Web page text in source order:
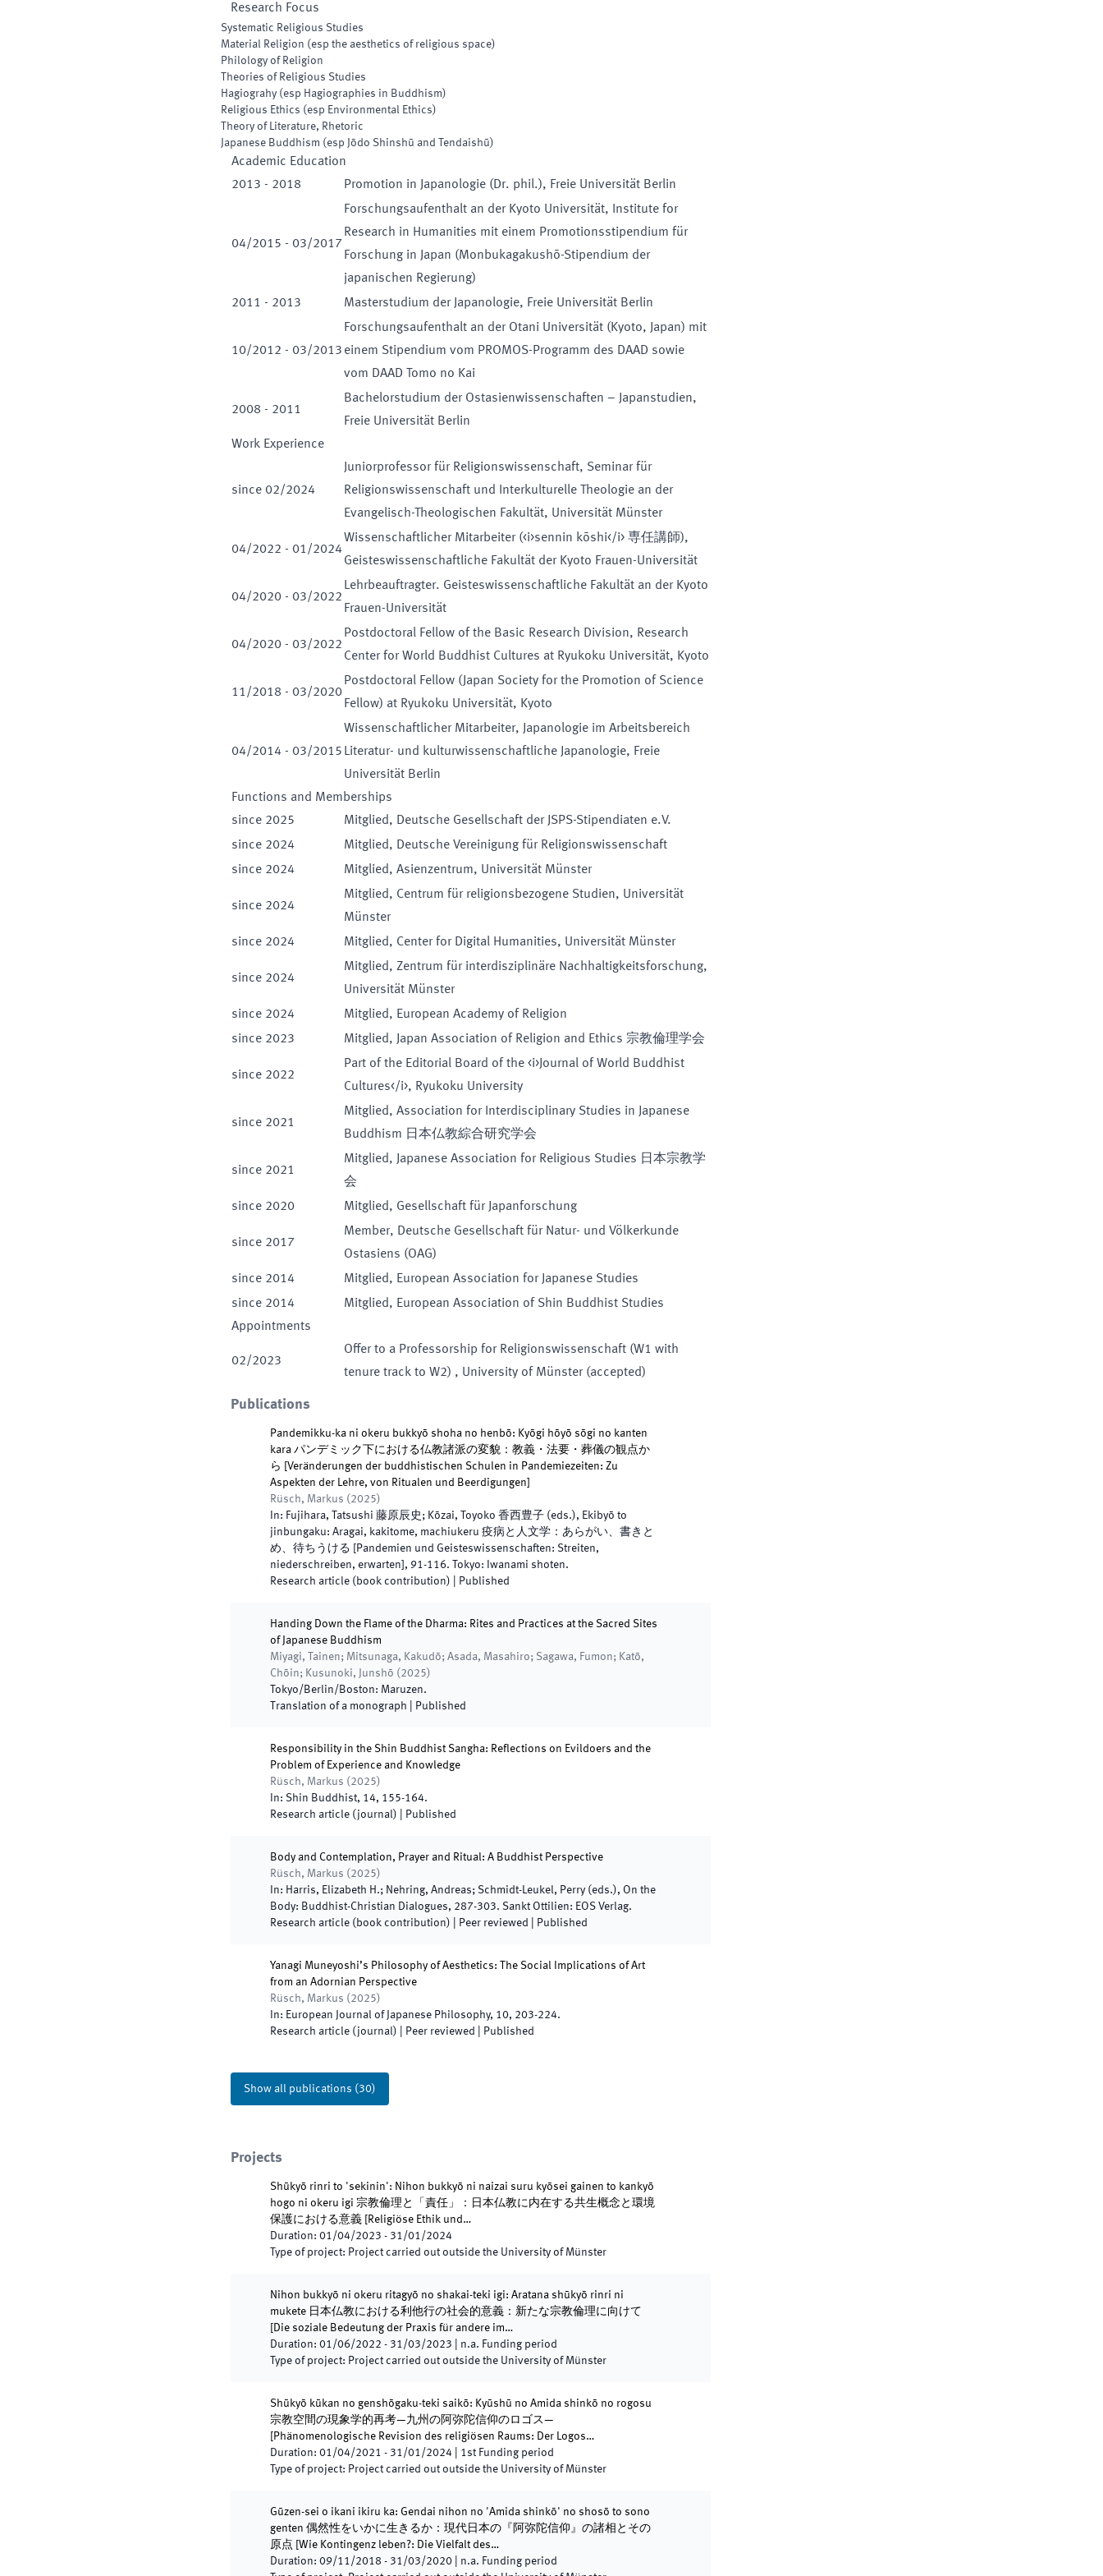
Research Focus
Systematic Religious Studies
Material Religion (esp the aesthetics of religious space)
Philology of Religion
Theories of Religious Studies
Hagiograhy (esp Hagiographies in Buddhism)
Religious Ethics (esp Environmental Ethics)
Theory of Literature, Rhetoric
Japanese Buddhism (esp Jōdo Shinshū and Tendaishū)
Academic Education
2013 - 2018 Promotion in Japanologie (Dr. phil.), Freie Universität Berlin
04/2015 - 03/2017
Forschungsaufenthalt an der Kyoto Universität, Institute for
Research in Humanities mit einem Promotionsstipendium für
Forschung in Japan (Monbukagakushō-Stipendium der
japanischen Regierung)
2011 - 2013 Masterstudium der Japanologie, Freie Universität Berlin
10/2012 - 03/2013
Forschungsaufenthalt an der Otani Universität (Kyoto, Japan) mit
einem Stipendium vom PROMOS-Programm des DAAD sowie
vom DAAD Tomo no Kai
2008 - 2011
Bachelorstudium der Ostasienwissenschaften – Japanstudien,
Freie Universität Berlin
Work Experience
since 02/2024
Juniorprofessor für Religionswissenschaft, Seminar für
Religionswissenschaft und Interkulturelle Theologie an der
Evangelisch-Theologischen Fakultät, Universität Münster
04/2022 - 01/2024
Wissenschaftlicher Mitarbeiter (<i>sennin kōshi</i> 専任講師),
Geisteswissenschaftliche Fakultät der Kyoto Frauen-Universität
04/2020 - 03/2022
Lehrbeauftragter. Geisteswissenschaftliche Fakultät an der Kyoto
Frauen-Universität
04/2020 - 03/2022
Postdoctoral Fellow of the Basic Research Division, Research
Center for World Buddhist Cultures at Ryukoku Universität, Kyoto
11/2018 - 03/2020
Postdoctoral Fellow (Japan Society for the Promotion of Science
Fellow) at Ryukoku Universität, Kyoto
04/2014 - 03/2015
Wissenschaftlicher Mitarbeiter, Japanologie im Arbeitsbereich
Literatur- und kulturwissenschaftliche Japanologie, Freie
Universität Berlin
Functions and Memberships
since 2025 Mitglied, Deutsche Gesellschaft der JSPS-Stipendiaten e.V.
since 2024 Mitglied, Deutsche Vereinigung für Religionswissenschaft
since 2024 Mitglied, Asienzentrum, Universität Münster
since 2024
Mitglied, Centrum für religionsbezogene Studien, Universität
Münster
since 2024 Mitglied, Center for Digital Humanities, Universität Münster
since 2024
Mitglied, Zentrum für interdisziplinäre Nachhaltigkeitsforschung,
Universität Münster
since 2024 Mitglied, European Academy of Religion
since 2023 Mitglied, Japan Association of Religion and Ethics 宗教倫理学会
since 2022
Part of the Editorial Board of the <i>Journal of World Buddhist
Cultures</i>, Ryukoku University
since 2021
Mitglied, Association for Interdisciplinary Studies in Japanese
Buddhism 日本仏教綜合研究学会
since 2021
Mitglied,
Japanese Association for Religious Studies 日本宗教学
会
since 2020 Mitglied, Gesellschaft für Japanforschung
since 2017
Member, Deutsche Gesellschaft für Natur- und Völkerkunde
Ostasiens (OAG)
since 2014 Mitglied, European Association for Japanese Studies
since 2014 Mitglied, European Association of Shin Buddhist Studies
Appointments
02/2023
Offer to a Professorship for Religionswissenschaft (W1 with
tenure track to W2) , University of Münster(accepted)
Publications
Pandemikku-ka ni okeru bukkyō shoha no henbō: Kyōgi hōyō sōgi no kanten
kara パンデミック下における仏教諸派の変貌：教義・法要・葬儀の観点か
ら [Veränderungen der buddhistischen Schulen in Pandemiezeiten: Zu
Aspekten der Lehre, von Ritualen und Beerdigungen]
Rüsch, Markus ( 2025)
In: Fujihara, Tatsushi 藤原辰史; Kōzai, Toyoko 香西豊子 (eds.), Ekibyō to
jinbungaku: Aragai, kakitome, machiukeru 疫病と人文学：あらがい、書きと
め、待ちうける [Pandemien und Geisteswissenschaften: Streiten,
niederschreiben, erwarten] , 91-116. Tokyo: Iwanami shoten.
Research article (book contribution)
Published
Handing Down the Flame of the Dharma: Rites and Practices at the Sacred Sites
of Japanese Buddhism
Miyagi, Tainen; Mitsunaga, Kakudō; Asada, Masahiro; Sagawa, Fumon; Katō,
Chōin; Kusunoki, Junshō ( 2025)
Tokyo/Berlin/Boston: Maruzen.
Translation of a monograph
Published
Responsibility in the Shin Buddhist Sangha: Reflections on Evildoers and the
Problem of Experience and Knowledge
Rüsch, Markus ( 2025)
In: Shin Buddhist, 14, 155-164.
Research article (journal)
Published
Body and Contemplation, Prayer and Ritual: A Buddhist Perspective
Rüsch, Markus ( 2025)
In: Harris, Elizabeth H.; Nehring, Andreas; Schmidt-Leukel, Perry (eds.), On the
Body: Buddhist-Christian Dialogues, 287-303. Sankt Ottilien: EOS Verlag.
Research article (book contribution) | Peer reviewed Published
Yanagi Muneyoshi’s Philosophy of Aesthetics: The Social Implications of Art
from an Adornian Perspective
Rüsch, Markus ( 2025)
In: European Journal of Japanese Philosophy, 10, 203-224.
Research article (journal) | Peer reviewed Published
Show all publications (30)
Projects
Shūkyō rinri to 'sekinin': Nihon bukkyō ni naizai suru kyōsei gainen to kankyō
hogo ni okeru igi 宗教倫理と「責任」：日本仏教に内在する共生概念と環境
保護における意義 [Religiöse Ethik und…
Duration: 01/04/2023 - 31/01/2024
Type of project: Project carried out outside the University of Münster
Nihon bukkyō ni okeru ritagyō no shakai-teki igi: Aratana shūkyō rinri ni
mukete 日本仏教における利他行の社会的意義：新たな宗教倫理に向けて
[Die soziale Bedeutung der Praxis für andere im…
Duration: 01/06/2022 - 31/03/2023 n.a. Funding period
Type of project: Project carried out outside the University of Münster
Shūkyō kūkan no genshōgaku-teki saikō: Kyūshū no Amida shinkō no rogosu
宗教空間の現象学的再考―九州の阿弥陀信仰のロゴス―
[Phänomenologische Revision des religiösen Raums: Der Logos…
Duration: 01/04/2021 - 31/01/2024 1st Funding period
Type of project: Project carried out outside the University of Münster
Gūzen-sei o ikani ikiru ka: Gendai nihon no 'Amida shinkō' no shosō to sono
genten 偶然性をいかに生きるか：現代日本の『阿弥陀信仰』の諸相とその
原点 [Wie Kontingenz leben?: Die Vielfalt des…
Duration: 09/11/2018 - 31/03/2020 n.a. Funding period